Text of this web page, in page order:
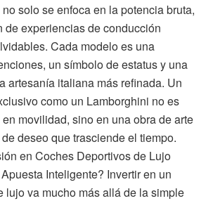
solo se enfoca en la potencia bruta,
de experiencias de conducción
Cada modelo es una
un símbolo de estatus y una
artesanía italiana más refinada. Un
como un Lamborghini no es
movilidad, sino en una obra de arte
deseo que trasciende el tiempo.
en Coches Deportivos de Lujo
Inteligente? Invertir en un
lujo va mucho más allá de la simple